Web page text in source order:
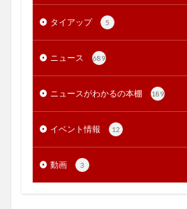
タイアップ 5
ニュース 689
ニュースがわかるの本棚 189
イベント情報 12
動画 3